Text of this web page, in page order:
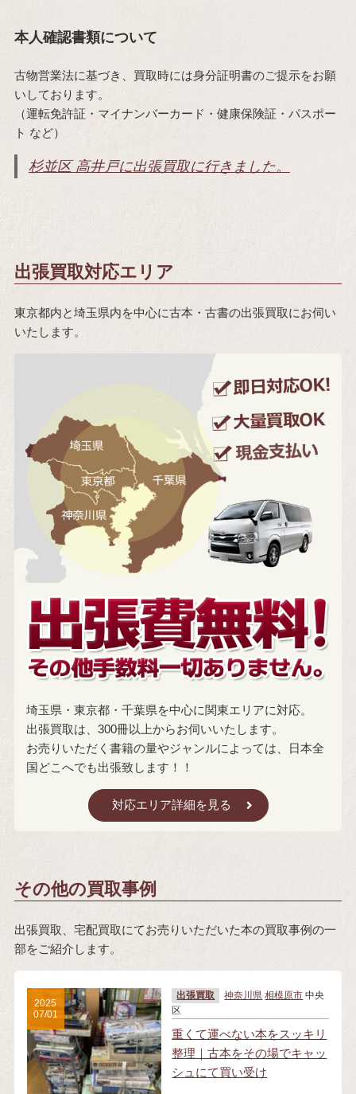
本人確認書類について
古物営業法に基づき、買取時には身分証明書のご提示をお願
いしております。
（運転免許証・マイナンバーカード・健康保険証・パスポー
ト など）
杉並区 高井戸に出張買取に行きました。
出張買取対応エリア
東京都内と埼玉県内を中心に古本・古書の出張買取にお伺い
いたします。
埼玉県・東京都・千葉県を中心に関東エリアに対応。
出張買取は、300冊以上からお伺いいたします。
お売りいただく書籍の量やジャンルによっては、日本全
国どこへでも出張致します！！
対応エリア詳細を見る
その他の買取事例
出張買取、宅配買取にてお売りいただいた本の買取事例の一
部をご紹介します。
出張買取 神奈川県 相模原市 中央
区
重くて運べない本をスッキリ
整理｜古本をその場でキャッ
シュにて買い受け
2025
07/01